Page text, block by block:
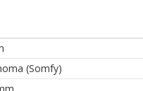
(Somfy)